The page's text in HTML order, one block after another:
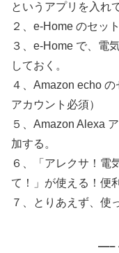
というアプリを入れ
２、e-Home のセッ
３、e-Home で、電
しておく。
４、Amazon echo
アカウント必須）
５、Amazon Alexa
加する。
６、「アレクサ！電
て！」が使える！便
７、とりあえず、使
—–